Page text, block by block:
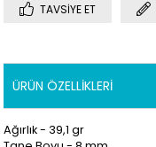
TAVSIYE ET
ÜRÜN ÖZELLIKLERI
Ağırlık - 39,1 gr